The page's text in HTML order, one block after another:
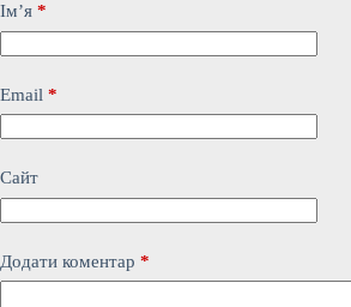
Ім’я *
Email *
Сайт
Додати коментар *